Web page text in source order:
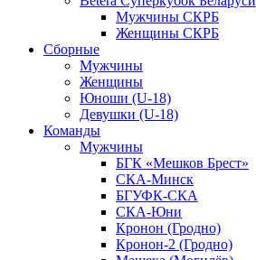
Мужчины СКРБ
Женщины СКРБ
Сборные
Мужчины
Женщины
Юноши (U-18)
Девушки (U-18)
Команды
Мужчины
БГК «Мешков Брест»
СКА-Минск
БГУФК-СКА
СКА-Юни
Кронон (Гродно)
Кронон-2 (Гродно)